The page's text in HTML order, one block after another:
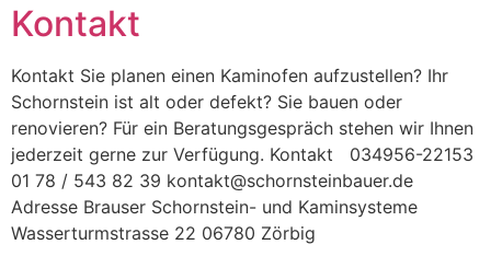
Kontakt
Kontakt Sie planen einen Kaminofen aufzustellen? Ihr
Schornstein ist alt oder defekt? Sie bauen oder
renovieren? Für ein Beratungsgespräch stehen wir Ihnen
jederzeit gerne zur Verfügung. Kontakt 034956-22153
01 78 / 543 82 39 kontakt@schornsteinbauer.de
Adresse Brauser Schornstein- und Kaminsysteme
Wasserturmstrasse 22 06780 Zörbig